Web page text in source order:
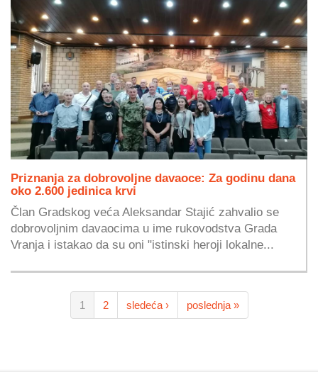
Priznanja za dobrovoljne davaoce: Za godinu dana
oko 2.600 jedinica krvi
Član Gradskog veća Aleksandar Stajić zahvalio se
dobrovoljnim davaocima u ime rukovodstva Grada
Vranja i istakao da su oni "istinski heroji lokalne...
1 2 sledeća › poslednja »